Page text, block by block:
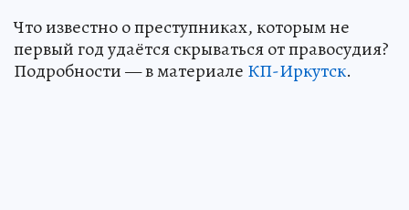
Что известно о преступниках, которым не
первый год удаётся скрываться от правосудия?
Подробности — в материале КП-Иркутск.